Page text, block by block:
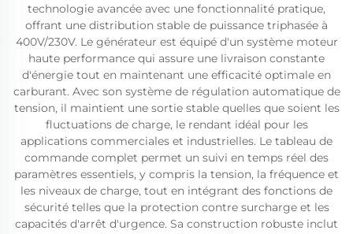
technologie avancée avec une fonctionnalité pratique,
offrant une distribution stable de puissance triphasée à
400V/230V. Le générateur est équipé d'un système moteur
haute performance qui assure une livraison constante
d'énergie tout en maintenant une efficacité optimale en
carburant. Avec son système de régulation automatique de
tension, il maintient une sortie stable quelles que soient les
fluctuations de charge, le rendant idéal pour les
applications commerciales et industrielles. Le tableau de
commande complet permet un suivi en temps réel des
paramètres essentiels, y compris la tension, la fréquence et
les niveaux de charge, tout en intégrant des fonctions de
sécurité telles que la protection contre surcharge et les
capacités d'arrêt d'urgence. Sa construction robuste inclut